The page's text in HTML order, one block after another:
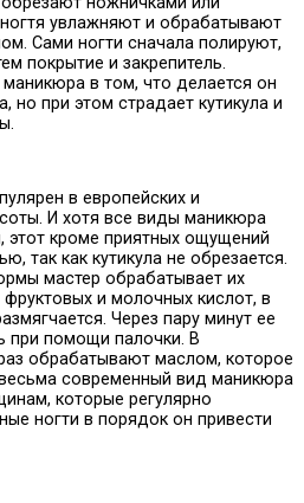
увлажняют и обрабатывают
Сами ногти сначала полируют,
покрытие и закрепитель.
в том, что делается он
но при этом страдает кутикула и
в европейских и
И хотя все виды маникюра
этот кроме приятных ощущений
так как кутикула не обрезается.
мастер обрабатывает их
и молочных кислот, в
Через пару минут ее
при помощи палочки. В
обрабатывают маслом, которое
современный вид маникюра
которые регулярно
ногти в порядок он привести